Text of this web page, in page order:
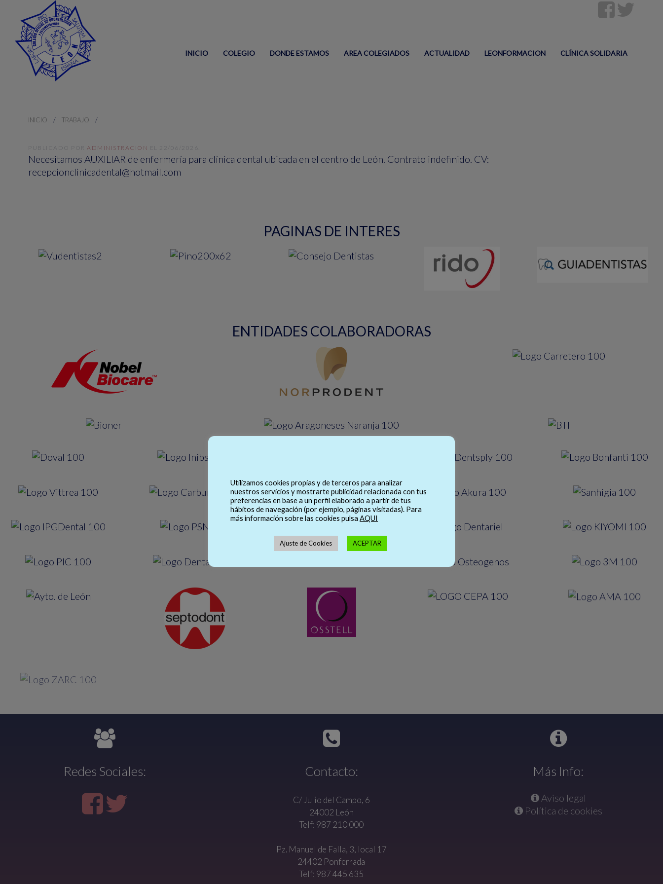
INICIO COLEGIO DONDE ESTAMOS AREA COLEGIADOS ACTUALIDAD LEONFORMACION CLÍNICA SOLIDARIA
INICIO TRABAJO
PUBLICADO POR ADMINISTRACION EL 22/06/2026
Necesitamos AUXILIAR de enfermería para clínica dental ubicada en el centro de León. Contrato indefinido. CV:
recepcionclinicadental@hotmail.com
PAGINAS DE INTERES
ENTIDADES COLABORADORAS
Redes Sociales: Contacto:
C/ Julio del Campo, 6
24002 León
Telf: 987 210 000
Pz. Manuel de Falla, 3, local 17
24402 Ponferrada
Telf: 987 445 635
Más Info:
Aviso legal
Política de cookies
Utilizamos cookies propias y de terceros para analizar
nuestros servicios y mostrarte publicidad relacionada con tus
preferencias en base a un perfil elaborado a partir de tus
hábitos de navegación (por ejemplo, páginas visitadas). Para
más información sobre las cookies pulsa AQUI
Ajuste de Cookies ACEPTAR